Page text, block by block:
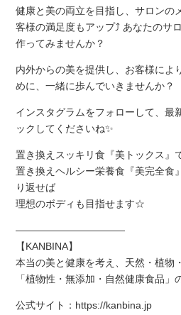
健康と美の両立を目指し、サロンの
客様の満足度もアップ⤴️ あなたのサ
作ってみませんか？
内外からの美を提供し、お客様によ
めに、一緒に歩んでいきませんか？
インスタグラムをフォローして、最
ックしてくださいね✨
置き換えスッキリ食『美トックス』
置き換えヘルシー栄養食『美完全食
り返せば
理想のボディも目指せます☆
———————————
【KANBINA】
本当の美と健康を考え、天然・植物
「植物性・無添加・自然健康食品」
公式サイト：https://kanbina.jp